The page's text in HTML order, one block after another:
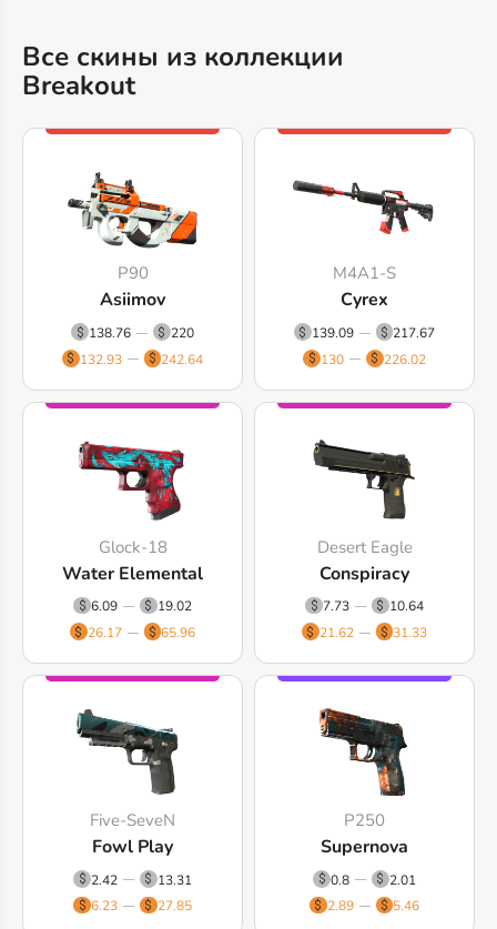
Все скины из коллекции
Breakout
P90
Asiimov
138.76
220
132.93
242.64
M4A1-S
Cyrex
139.09
217.67
130
226.02
Glock-18
Water Elemental
6.09
19.02
26.17
65.96
Desert Eagle
Conspiracy
7.73
10.64
21.62
31.33
Five-SeveN
Fowl Play
2.42
13.31
6.23
27.85
P250
Supernova
0.8
2.01
2.89
5.46